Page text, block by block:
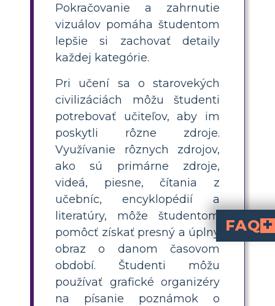
Pokračovanie a zahrnutie
vizuálov pomáha študentom
lepšie si zachovať detaily
každej kategórie.
Pri učení sa o starovekých
civilizáciách môžu študenti
potrebovať učiteľov, aby im
poskytli rôzne zdroje.
Využívanie rôznych zdrojov,
ako sú primárne zdroje,
videá, piesne, čítania z
učebníc, encyklopédií a
literatúry, môže študentom
pomôcť získať presný a úplný
obraz o danom časovom
období. Študenti môžu
používať grafické organizéry
na písanie poznámok o
FAQ